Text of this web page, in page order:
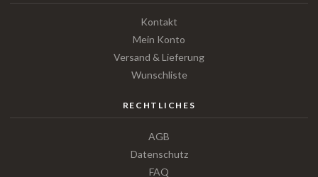
Kontakt
Mein Konto
Versand & Lieferung
Wunschliste
RECHTLICHES
AGB
Datenschutz
FAQ